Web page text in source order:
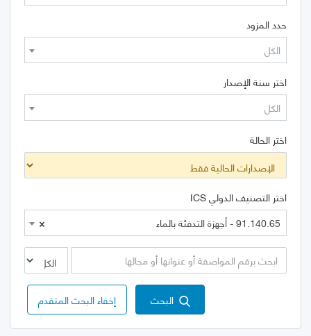
حدد المزود
الكل
اختر سنة الإصدار
الكل
اختر الحالة
اختر التصنيف الدولي ICS
×
91.140.65 - أجهزة التدفئة بالماء
البحث إخفاء البحث المتقدم